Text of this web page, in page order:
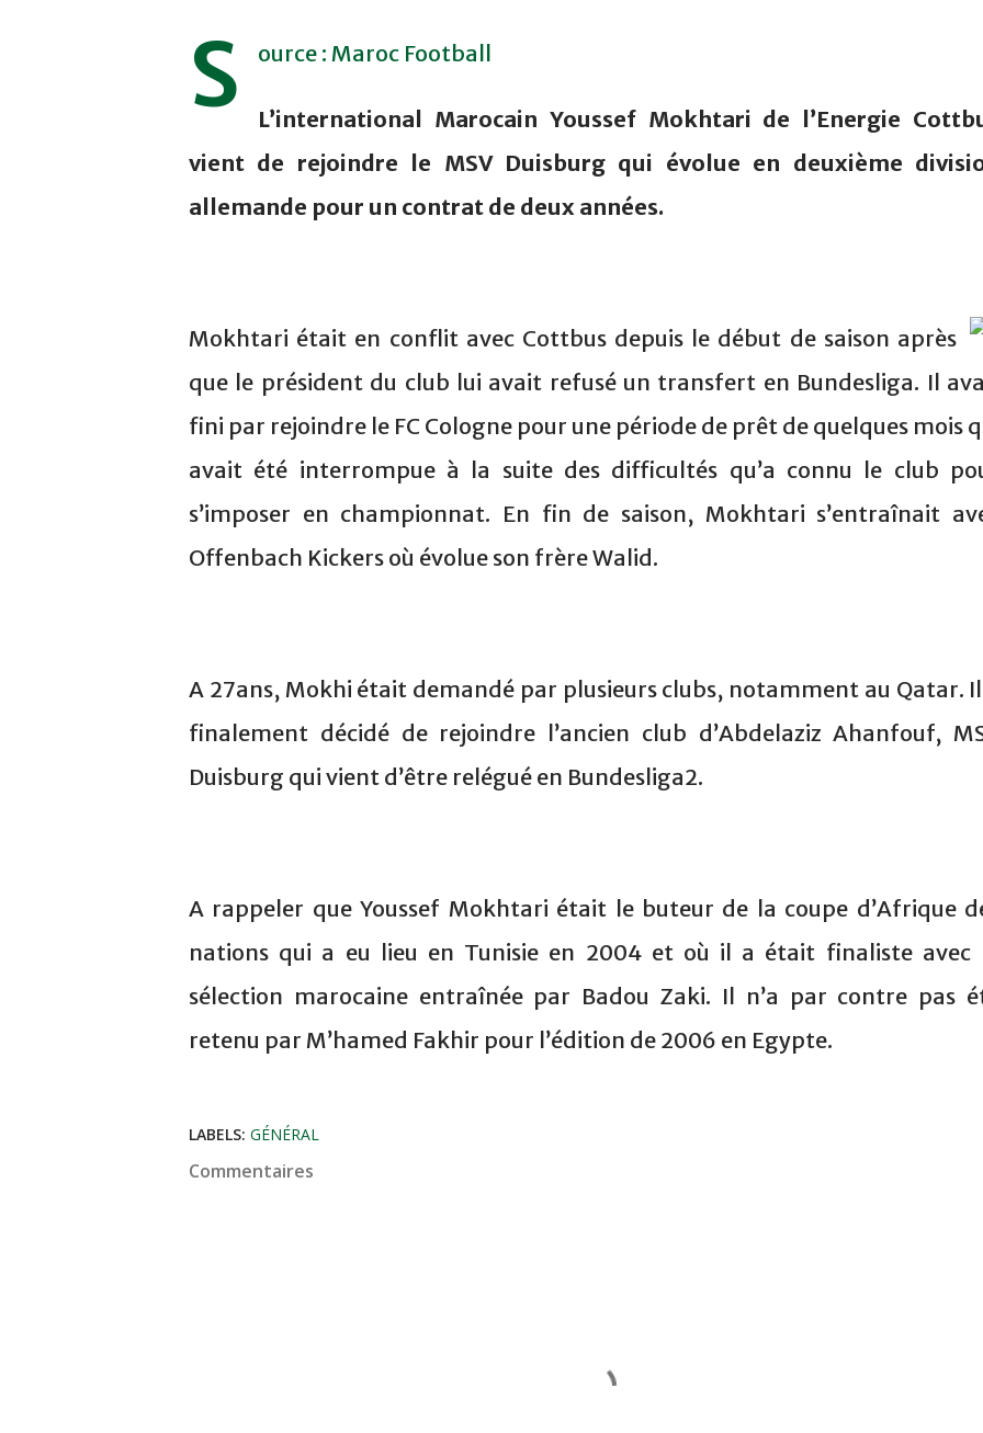
S ource : Maroc Football
L’international Marocain Youssef Mokhtari de l’Energie
vient de rejoindre le MSV Duisburg qui évolue en deuxième
allemande pour un contrat de deux années.
Mokhtari était en conflit avec Cottbus depuis le début de saison après
que le président du club lui avait refusé un transfert en Bundesliga. Il
fini par rejoindre le FC Cologne pour une période de prêt de quelques mois
avait été interrompue à la suite des difficultés qu’a connu le club
s’imposer en championnat. En fin de saison, Mokhtari s’entraînait
Offenbach Kickers où évolue son frère Walid.
A 27ans, Mokhi était demandé par plusieurs clubs, notamment au Qatar.
finalement décidé de rejoindre l’ancien club d’Abdelaziz Ahanfouf,
Duisburg qui vient d’être relégué en Bundesliga2.
A rappeler que Youssef Mokhtari était le buteur de la coupe d’Afrique
nations qui a eu lieu en Tunisie en 2004 et où il a était finaliste avec
sélection marocaine entraînée par Badou Zaki. Il n’a par contre pas
retenu par M’hamed Fakhir pour l’édition de 2006 en Egypte.
LABELS: GÉNÉRAL
Commentaires